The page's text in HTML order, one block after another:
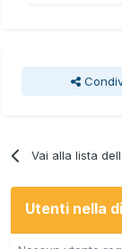
Vai alla lista
Utenti nella